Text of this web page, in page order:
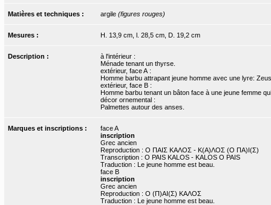
Matières et techniques : argile (figures rouges)
Mesures : H. 13,9 cm, l. 28,5 cm, D. 19,2 cm
Description :
à l'intérieur :
Ménade tenant un thyrse.
extérieur, face A :
Homme barbu attrapant jeune homme avec une lyre:
extérieur, face B :
Homme barbu tenant un bâton face à une jeune femme
décor ornemental :
Palmettes autour des anses.
Marques et inscriptions :
face A
inscription
Grec ancien
Reproduction : Ο ΠΑΙΣ ΚΑΛΟΣ - Κ(Α)ΛΟΣ (Ο ΠΑ)Ι(Σ)
Transcription : O PAIS KALOS - KALOS O PAIS
Traduction : Le jeune homme est beau.
face B
inscription
Grec ancien
Reproduction : Ο (Π)ΑΙ(Σ) ΚΑΛΟΣ
Traduction : Le jeune homme est beau.